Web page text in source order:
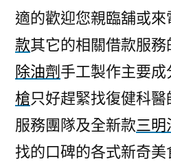
適的歡迎您親臨舖或來
款其它的相關借款服
除油劑 手工製作主要成
槍只好趕緊找復健科
服務團隊及全新款三明
找的口碑的各式新奇